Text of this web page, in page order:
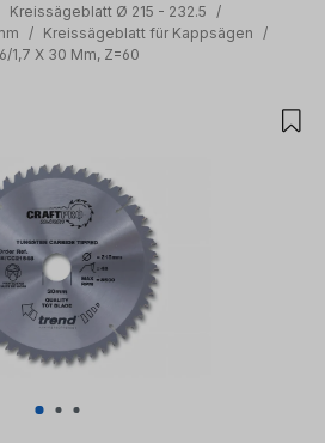
Kreissägeblatt Ø 215 - 232.5
/
/ Kreissägeblatt für Kappsägen
/
1,7 X 30 Mm, Z=60